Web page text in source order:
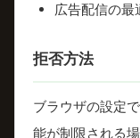
広告配信の最
拒否方法
ブラウザの設定
能が制限される